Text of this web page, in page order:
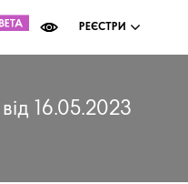
РЕЄСТРИ
16.05.2023